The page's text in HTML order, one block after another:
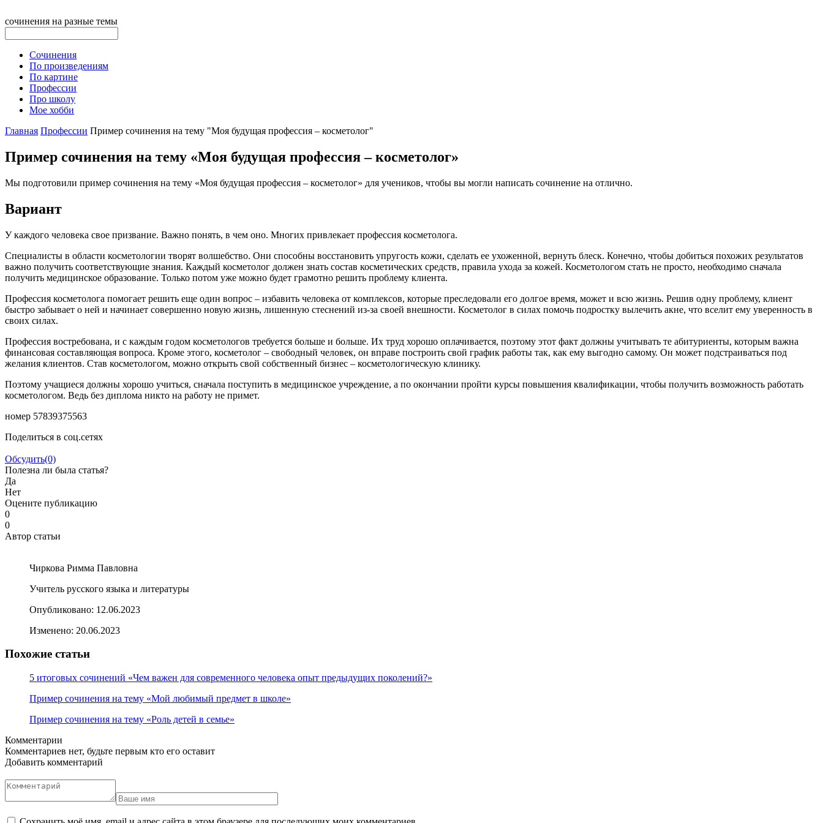
сочинения на разные темы
Сочинения
По произведениям
По картине
Профессии
Про школу
Мое хобби
Главная Профессии Пример сочинения на тему "Моя будущая профессия – косметолог"
Пример сочинения на тему «Моя будущая профессия – косметолог»
Мы подготовили пример сочинения на тему «Моя будущая профессия – косметолог» для учеников, чтобы вы могли написать сочинение на отлично.
Вариант
У каждого человека свое призвание. Важно понять, в чем оно. Многих привлекает профессия косметолога.
Специалисты в области косметологии творят волшебство. Они способны восстановить упругость кожи, сделать ее ухоженной, вернуть блеск. Конечно, чтобы добиться похожих результатов
важно получить соответствующие знания. Каждый косметолог должен знать состав косметических средств, правила ухода за кожей. Косметологом стать не просто, необходимо сначала
получить медицинское образование. Только потом уже можно будет грамотно решить проблему клиента.
Профессия косметолога помогает решить еще один вопрос – избавить человека от комплексов, которые преследовали его долгое время, может и всю жизнь. Решив одну проблему, клиент
быстро забывает о ней и начинает совершенно новую жизнь, лишенную стеснений из-за своей внешности. Косметолог в силах помочь подростку вылечить акне, что вселит ему уверенность в
своих силах.
Профессия востребована, и с каждым годом косметологов требуется больше и больше. Их труд хорошо оплачивается, поэтому этот факт должны учитывать те абитуриенты, которым важна
финансовая составляющая вопроса. Кроме этого, косметолог – свободный человек, он вправе построить свой график работы так, как ему выгодно самому. Он может подстраиваться под
желания клиентов. Став косметологом, можно открыть свой собственный бизнес – косметологическую клинику.
Поэтому учащиеся должны хорошо учиться, сначала поступить в медицинское учреждение, а по окончании пройти курсы повышения квалификации, чтобы получить возможность работать
косметологом. Ведь без диплома никто на работу не примет.
номер 57839375563
Поделиться в соц.сетях
Обсудить(0)
Полезна ли была статья?
Да
Нет
Оцените публикацию
0
0
Автор статьи
Чиркова Римма Павловна
Учитель русского языка и литературы
Опубликовано: 12.06.2023
Изменено: 20.06.2023
Похожие статьи
5 итоговых сочинений «Чем важен для современного человека опыт предыдущих поколений?»
Пример сочинения на тему «Мой любимый предмет в школе»
Пример сочинения на тему «Роль детей в семье»
Комментарии
Комментариев нет, будьте первым кто его оставит
Добавить комментарий